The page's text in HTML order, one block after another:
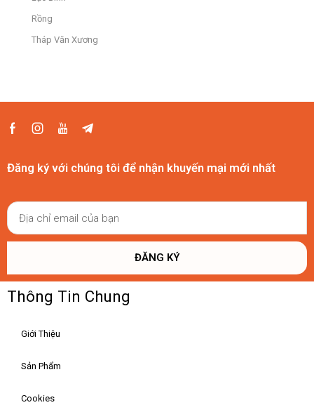
Rồng
Tháp Văn Xương
Đăng ký với chúng tôi để nhận khuyến mại mới nhất
ĐĂNG KÝ
Thông Tin Chung
Giới Thiệu
Sản Phẩm
Cookies